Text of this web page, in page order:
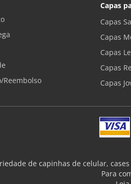
Reembolso
Capas
Capas
Capas
Capas
Capas
Capas
de capinhas de celular,
Para